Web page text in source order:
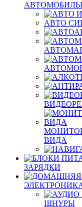
АВТО
ВИДА
ЗАРЯДКИ
ШНУРЫ